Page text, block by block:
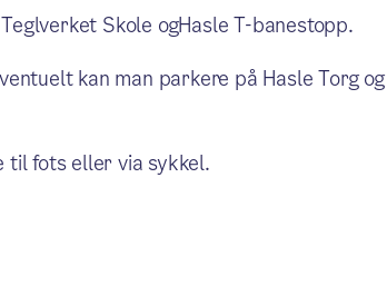
Skole ogHasle T-banestopp.
kan man parkere på Hasle Torg og
til fots eller via sykkel.